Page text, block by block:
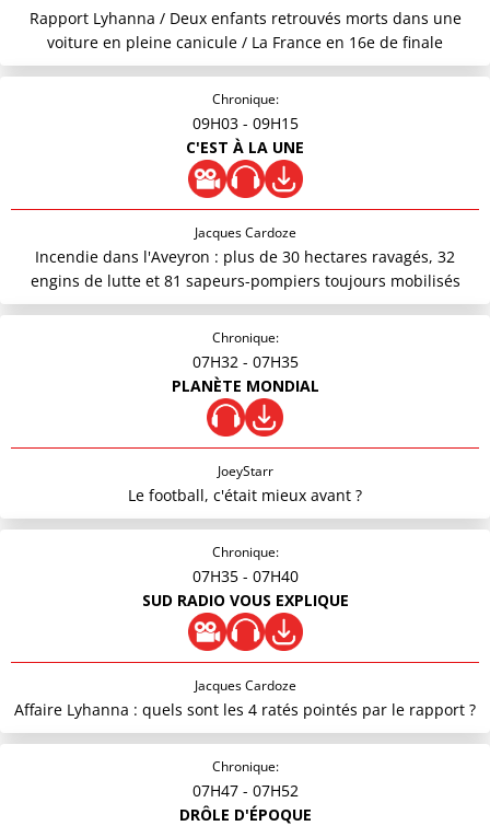
Rapport Lyhanna / Deux enfants retrouvés morts dans une
voiture en pleine canicule / La France en 16e de finale
Chronique:
09H03 - 09H15
C'EST À LA UNE
Jacques Cardoze
Incendie dans l'Aveyron : plus de 30 hectares ravagés, 32
engins de lutte et 81 sapeurs-pompiers toujours mobilisés
Chronique:
07H32 - 07H35
PLANÈTE MONDIAL
JoeyStarr
Le football, c'était mieux avant ?
Chronique:
07H35 - 07H40
SUD RADIO VOUS EXPLIQUE
Jacques Cardoze
Affaire Lyhanna : quels sont les 4 ratés pointés par le rapport ?
Chronique:
07H47 - 07H52
DRÔLE D'ÉPOQUE